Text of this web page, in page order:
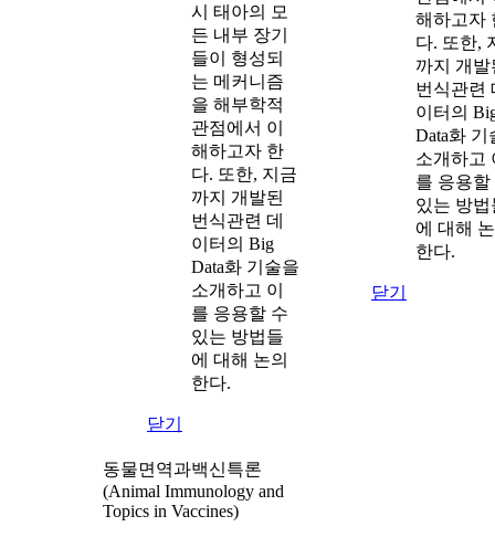
시 태아의 모
든 내부 장기
들이 형성되
는 메커니즘
을 해부학적
관점에서 이
해하고자 한
다. 또한, 지금
까지 개발된
번식관련 데
이터의 Big
Data화 기술을
소개하고 이
를 응용할 수
있는 방법들
에 대해 논의
한다.
닫기
해하고자
다. 또한,
까지 개발
번식관련
이터의
Data화 기
소개하고
를 응용할
있는 방법
에 대해
한다.
닫기
동물면역과백신특론
(Animal Immunology and
Topics in Vaccines)